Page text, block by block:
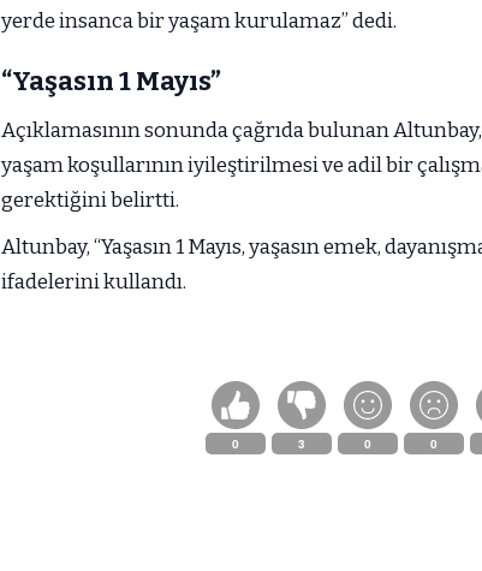
yerde insanca bir yaşam kurulamaz” dedi.
“Yaşasın 1 Mayıs”
Açıklamasının sonunda çağrıda bulunan
yaşam koşullarının iyileştirilmesi ve adil bir
gerektiğini belirtti.
Altunbay, “Yaşasın 1 Mayıs, yaşasın emek,
ifadelerini kullandı.
0 3 0 0